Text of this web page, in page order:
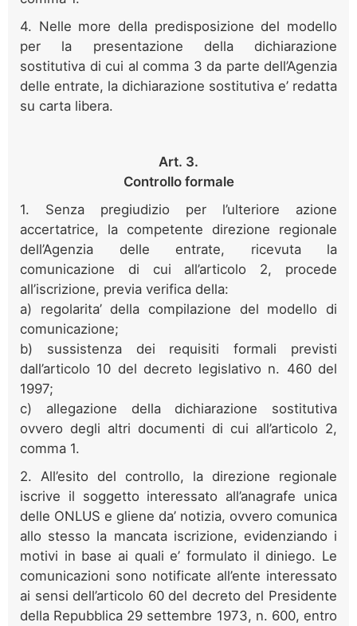
4. Nelle more della predisposizione del modello
per la presentazione della dichiarazione
sostitutiva di cui al comma 3 da parte dell’Agenzia
delle entrate, la dichiarazione sostitutiva e’ redatta
su carta libera.
Art. 3.
Controllo formale
1. Senza pregiudizio per l’ulteriore azione
accertatrice, la competente direzione regionale
dell’Agenzia delle entrate, ricevuta la
comunicazione di cui all’articolo 2, procede
all’iscrizione, previa verifica della:
a) regolarita’ della compilazione del modello di
comunicazione;
b) sussistenza dei requisiti formali previsti
dall’articolo 10 del decreto legislativo n. 460 del
1997;
c) allegazione della dichiarazione sostitutiva
ovvero degli altri documenti di cui all’articolo 2,
comma 1.
2. All’esito del controllo, la direzione regionale
iscrive il soggetto interessato all’anagrafe unica
delle ONLUS e gliene da’ notizia, ovvero comunica
allo stesso la mancata iscrizione, evidenziando i
motivi in base ai quali e’ formulato il diniego. Le
comunicazioni sono notificate all’ente interessato
ai sensi dell’articolo 60 del decreto del Presidente
della Repubblica 29 settembre 1973, n. 600, entro